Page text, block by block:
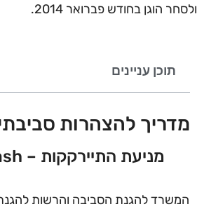
ולסחר הוגן בחודש פברואר 2014.
תוכן עניינים
מדריך להצהרות
מניעת התיירקקות – Greenwash
המשרד להגנת הסביבה והרשות